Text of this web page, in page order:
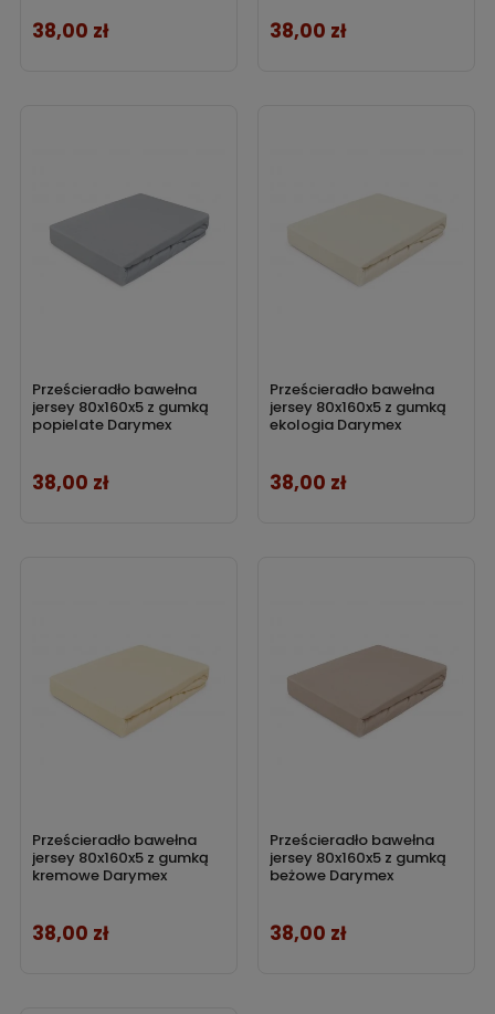
Cena
38,00 zł Cena
38,00 zł
Prześcieradło bawełna
jersey 80x160x5 z gumką
popielate Darymex
Cena
38,00 zł
Prześcieradło bawełna
jersey 80x160x5 z gumką
ekologia Darymex
Cena
38,00 zł
Prześcieradło bawełna
jersey 80x160x5 z gumką
kremowe Darymex
Cena
38,00 zł
Prześcieradło bawełna
jersey 80x160x5 z gumką
beżowe Darymex
Cena
38,00 zł